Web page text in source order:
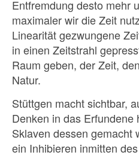
Entfremdung desto mehr
maximaler wir die Zeit
Linearität gezwungene
in einen Zeitstrahl
Raum geben, der Zeit,
Natur.
Stüttgen macht sichtbar,
Denken in das
Sklaven dessen gemacht
ein Inhibieren inmitten